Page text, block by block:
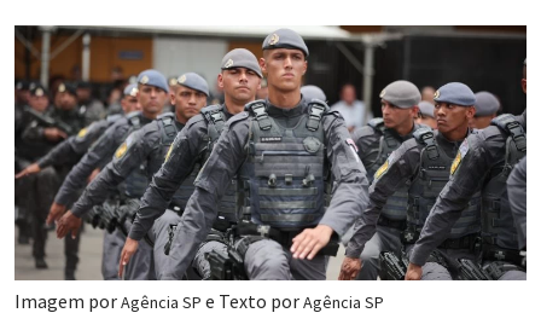
Imagem porAgência SP e Texto porAgência SP